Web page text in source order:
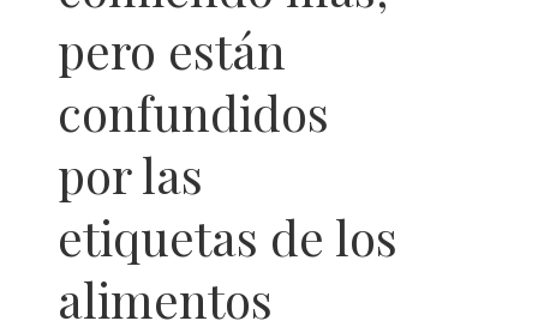
pero están
confundidos
por las
etiquetas de los
alimentos